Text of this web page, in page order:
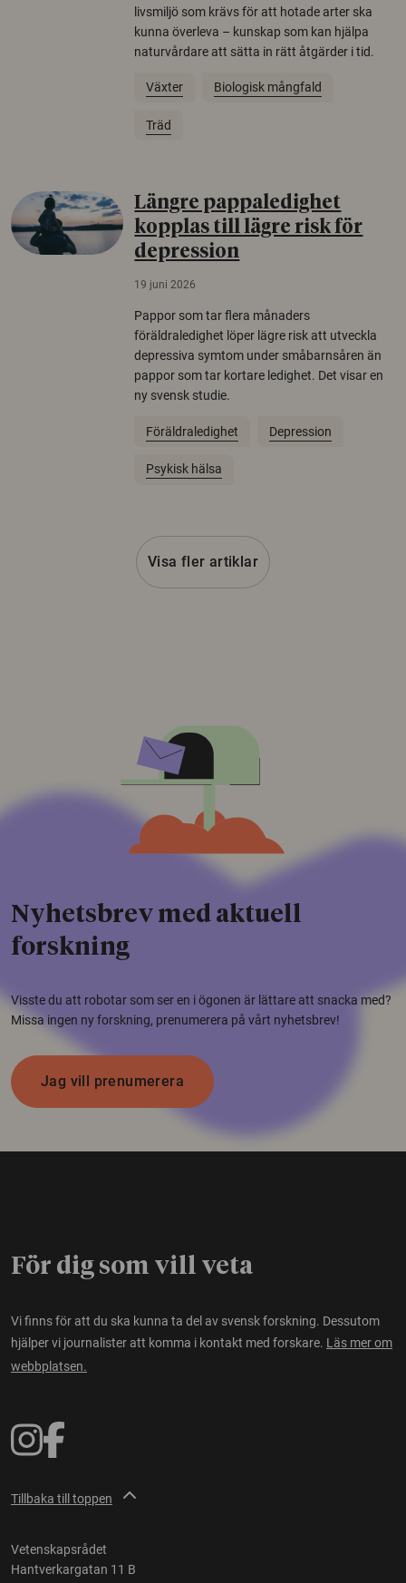
livsmiljö som krävs för att hotade arter ska
kunna överleva – kunskap som kan hjälpa
naturvårdare att sätta in rätt åtgärder i tid.
Växter Biologisk mångfald
Träd
Längre pappaledighet
kopplas till lägre risk för
depression
19 juni 2026
Pappor som tar flera månaders
föräldraledighet löper lägre risk att utveckla
depressiva symtom under småbarnsåren än
pappor som tar kortare ledighet. Det visar en
ny svensk studie.
Föräldraledighet Depression
Psykisk hälsa
Visa fler artiklar
Nyhetsbrev med aktuell
forskning
Visste du att robotar som ser en i ögonen är lättare att snacka med?
Missa ingen ny forskning, prenumerera på vårt nyhetsbrev!
Jag vill prenumerera
För dig som vill veta
Vi finns för att du ska kunna ta del av svensk forskning. Dessutom
hjälper vi journalister att komma i kontakt med forskare. Läs mer om
webbplatsen.
Tillbaka till toppen
Vetenskapsrådet
Hantverkargatan 11 B